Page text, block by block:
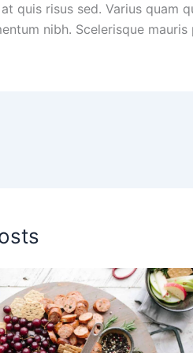
quis risus sed. Varius quam
nibh. Scelerisque mauris